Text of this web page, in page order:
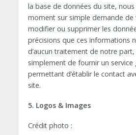
la base de données du site,
moment sur simple demande
modifier ou supprimer les
précisions que ces informations
d’aucun traitement de notre part,
simplement de fournir un service
permettant d’établir le contact
site.
5. Logos & Images
Crédit photo :